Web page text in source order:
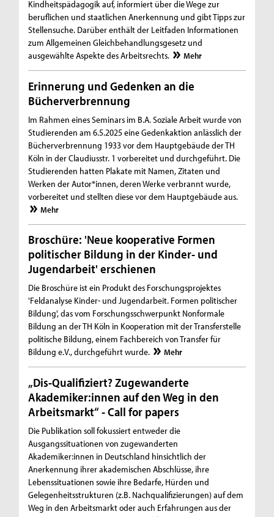
Kindheitspädagogik auf, informiert über die Wege zur
beruflichen und staatlichen Anerkennung und gibt Tipps zur
Stellensuche. Darüber enthält der Leitfaden Informationen
zum Allgemeinen Gleichbehandlungsgesetz und
ausgewählte Aspekte des Arbeitsrechts.
Mehr
Erinnerung und Gedenken an die
Bücherverbrennung
Im Rahmen eines Seminars im B.A. Soziale Arbeit wurde von
Studierenden am 6.5.2025 eine Gedenkaktion anlässlich der
Bücherverbrennung 1933 vor dem Hauptgebäude der TH
Köln in der Claudiusstr. 1 vorbereitet und durchgeführt. Die
Studierenden hatten Plakate mit Namen, Zitaten und
Werken der Autor*innen, deren Werke verbrannt wurde,
vorbereitet und stellten diese vor dem Hauptgebäude aus.
Mehr
Broschüre: 'Neue kooperative Formen
politischer Bildung in der Kinder- und
Jugendarbeit' erschienen
Die Broschüre ist ein Produkt des Forschungsprojektes
'Feldanalyse Kinder- und Jugendarbeit. Formen politischer
Bildung', das vom Forschungsschwerpunkt Nonformale
Bildung an der TH Köln in Kooperation mit der Transferstelle
politische Bildung, einem Fachbereich von Transfer für
Bildung e.V., durchgeführt wurde.
Mehr
„Dis-Qualifiziert? Zugewanderte
Akademiker:innen auf den Weg in den
Arbeitsmarkt“ - Call for papers
Die Publikation soll fokussiert entweder die
Ausgangssituationen von zugewanderten
Akademiker:innen in Deutschland hinsichtlich der
Anerkennung ihrer akademischen Abschlüsse, ihre
Lebenssituationen sowie ihre Bedarfe, Hürden und
Gelegenheitsstrukturen (z.B. Nachqualifizierungen) auf dem
Weg in den Arbeitsmarkt oder auch Erfahrungen aus der